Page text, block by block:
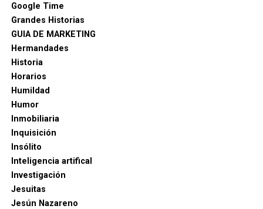
Google Time
Grandes Historias
GUIA DE MARKETING
Hermandades
Historia
Horarios
Humildad
Humor
Inmobiliaria
Inquisición
Insólito
Inteligencia artifical
Investigación
Jesuitas
Jesún Nazareno